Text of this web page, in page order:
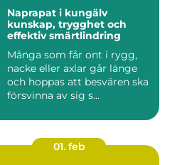
Naprapat i kungälv
kunskap, trygghet och
effektiv smärtlindring
Många som får ont i rygg,
nacke eller axlar går länge
och hoppas att besvären ska
försvinna av sig s...
01. feb